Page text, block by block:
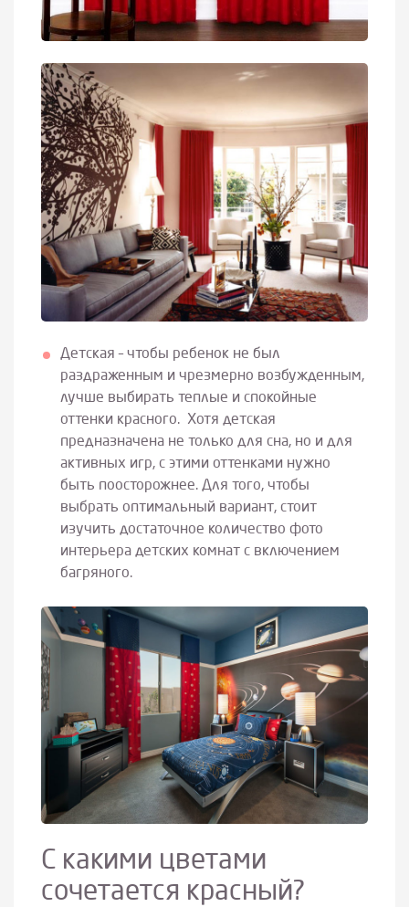
Детская – чтобы ребенок не был
раздраженным и чрезмерно возбужденным,
лучше выбирать теплые и спокойные
оттенки красного. Хотя детская
предназначена не только для сна, но и для
активных игр, с этими оттенками нужно
быть поосторожнее. Для того, чтобы
выбрать оптимальный вариант, стоит
изучить достаточное количество фото
интерьера детских комнат с включением
багряного.
С какими цветами
сочетается красный?